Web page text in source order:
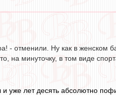
- отменили. Ну как в женском
на минуточку, в том виде
уже лет десять абсолютно